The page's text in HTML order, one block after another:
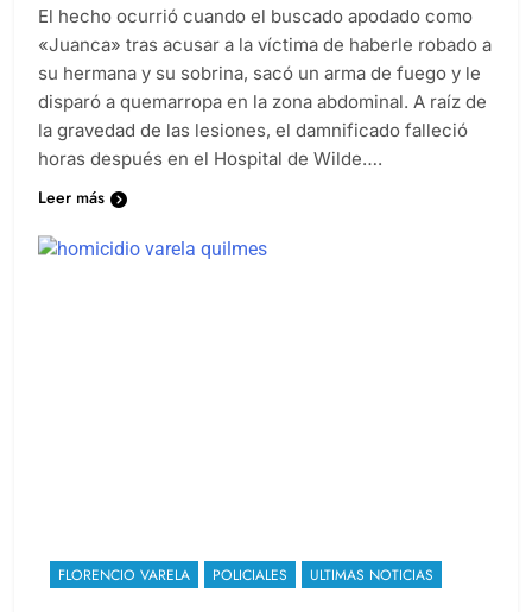
El hecho ocurrió cuando el buscado apodado como
«Juanca» tras acusar a la víctima de haberle robado a
su hermana y su sobrina, sacó un arma de fuego y le
disparó a quemarropa en la zona abdominal. A raíz de
la gravedad de las lesiones, el damnificado falleció
horas después en el Hospital de Wilde….
Leer más
FLORENCIO VARELA POLICIALES ULTIMAS NOTICIAS